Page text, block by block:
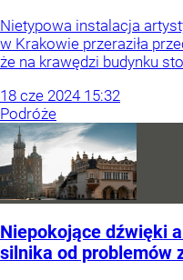
Nietypowa instalacja
w Krakowie przeraziła
że na krawędzi budynku
18 cze 2024 15:32
Podróże
Niepokojące dźwięki
silnika od problemów